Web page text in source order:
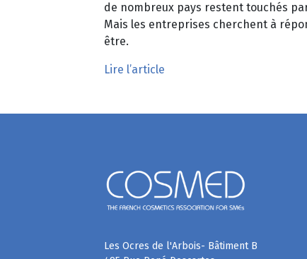
de nombreux pays restent touchés
Mais les entreprises cherchent à
être.
Lire l’article
Les Ocres de l'Arbois- Bâtiment B